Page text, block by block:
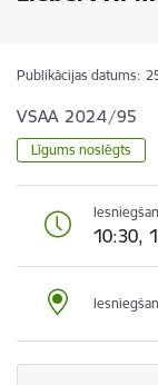
Publikācijas datums:
VSAA 2024/95
Līgums noslēgts
10:30,